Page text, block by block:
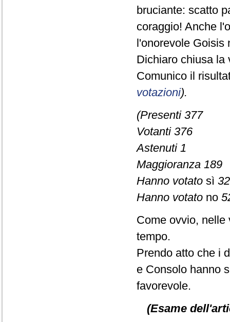
bruciante: scatto
coraggio! Anche
l'onorevole Goisis
Dichiaro chiusa la
Comunico il
votazioni).
(Presenti 377
Votanti 376
Astenuti 1
Maggioranza 189
Hanno votato sì
Hanno votato no
Come ovvio, nelle
tempo.
Prendo atto che i
e Consolo hanno
favorevole.
(Esame